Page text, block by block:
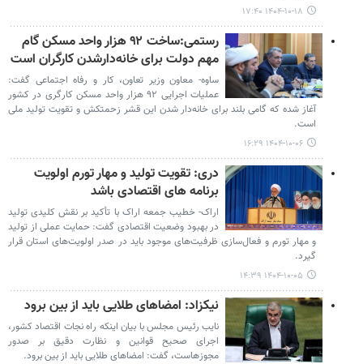
۱۴۰۴-۱۰-۱۸ ۱۷:۴۰
رستمی:ساخت ۹۲ هزار واحد مسکن گام
مهم دولت برای خانه‌دارشدن کارگران است
ساوه- معاون وزیر تعاون، کار و رفاه اجتماعی گفت:
عملیات اجرایی ۹۲ هزار واحد مسکن کارگری در کشور
آغاز شده که گامی بلند برای خانه‌دار شدن این قشر زحمتکش و تقویت تولید ملی
است.
۱۴۰۴-۱۰-۰۶ ۱۶:۲۹
دری: تقویت تولید و مهار تورم اولویت
برنامه های اقتصادی باشد
اراک- خطیب جمعه اراک با تأکید بر نقش کلیدی تولید
در بهبود وضعیت اقتصادی گفت: حمایت عملی از تولید
و مهار تورم و فعال‌سازی ظرفیت‌های موجود باید در صدر اولویت‌های استان قرار
گیرد.
۱۴۰۴-۱۰-۰۵ ۱۴:۳۹
نیکزاد: امضاهای طلایی باید از بین برود
نایب رئیس مجلس با بیان اینکه راه نجات اقتصاد کشور،
اجرای صحیح قوانین و نظارت دقیق بر صدور
مجوزهاست، گفت: امضاهای طلایی باید از بین برود.